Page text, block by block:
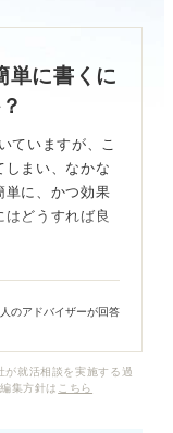
単に書くに
ていますが、こ
しまい、なかな
単に、かつ効果
どうすれば良
の何が魅力なの
人のアドバイザーが回答
就活相談を実施する過
集方針は こちら